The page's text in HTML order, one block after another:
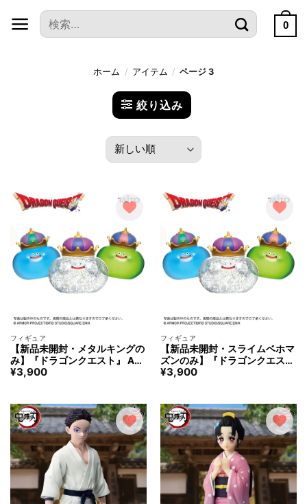
検
索
0
ホーム / アイテム / ページ 3
絞り込み
フィギュア
【新品未開封・メタルキングの
み】『ドラゴンクエスト』 AM
ビッグクリアフィギュア キング
¥3,900
フィギュア
【新品未開封・スライムベホマ
ズンのみ】『ドラゴンクエス
ト』 AM ビッグクリアフィギュ
ギュア
¥3,900